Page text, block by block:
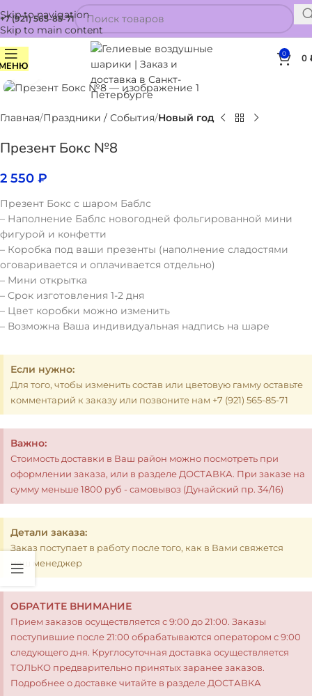
Skip to navigation
Skip to main content
+7 (921) 565-85-71
0 0
Нажмите, чтобы увеличить
Главная Праздники / События Новый год
Презент Бокс №8
2 550 ₽
Презент Бокс с шаром Баблс
– Наполнение Баблс новогодней фольгированной мини
фигурой и конфетти
– Коробка под ваши презенты (наполнение сладостями
оговаривается и оплачивается отдельно)
– Мини открытка
– Срок изготовления 1-2 дня
– Цвет коробки можно изменить
– Возможна Ваша индивидуальная надпись на шаре
Если нужно:
Для того, чтобы изменить состав или цветовую гамму оставьте
комментарий к заказу или позвоните нам +7 (921) 565-85-71
Важно:
Стоимость доставки в Ваш район можно посмотреть при
оформлении заказа, или в разделе ДОСТАВКА. При заказе на
сумму меньше 1800 руб - самовывоз (Дунайский пр. 34/16)
Детали заказа:
Заказ поступает в работу после того, как в Вами свяжется
наш менеджер
ОБРАТИТЕ ВНИМАНИЕ
Прием заказов осуществляется с 9:00 до 21:00. Заказы
поступившие после 21:00 обрабатываются оператором с 9:00
следующего дня. Круглосуточная доставка осуществляется
ТОЛЬКО предварительно принятых заранее заказов.
Подробнее о доставке читайте в разделе ДОСТАВКА